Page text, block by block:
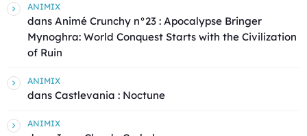
ANIMIX
dans Animé Crunchy n°23 : Apocalypse Bringer
Mynoghra: World Conquest Starts with the Civilization
of Ruin
ANIMIX
dans Castlevania : Noctune
ANIMIX